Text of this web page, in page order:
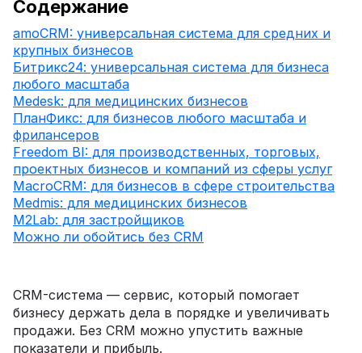
Содержание
amoCRM: универсальная система для средних и
крупных бизнесов
Битрикс24: универсальная система для бизнеса
любого масштаба
Medesk: для медицинских бизнесов
ПланФикс: для бизнесов любого масштаба и
фрилансеров
Freedom BI: для производственных, торговых,
проектных бизнесов и компаний из сферы услуг
MacroCRM: для бизнесов в сфере строительства
Medmis: для медицинских бизнесов
M2Lab: для застройщиков
Можно ли обойтись без CRM
CRM-система — сервис, который помогает
бизнесу держать дела в порядке и увеличивать
продажи. Без CRM можно упустить важные
показатели и прибыль.